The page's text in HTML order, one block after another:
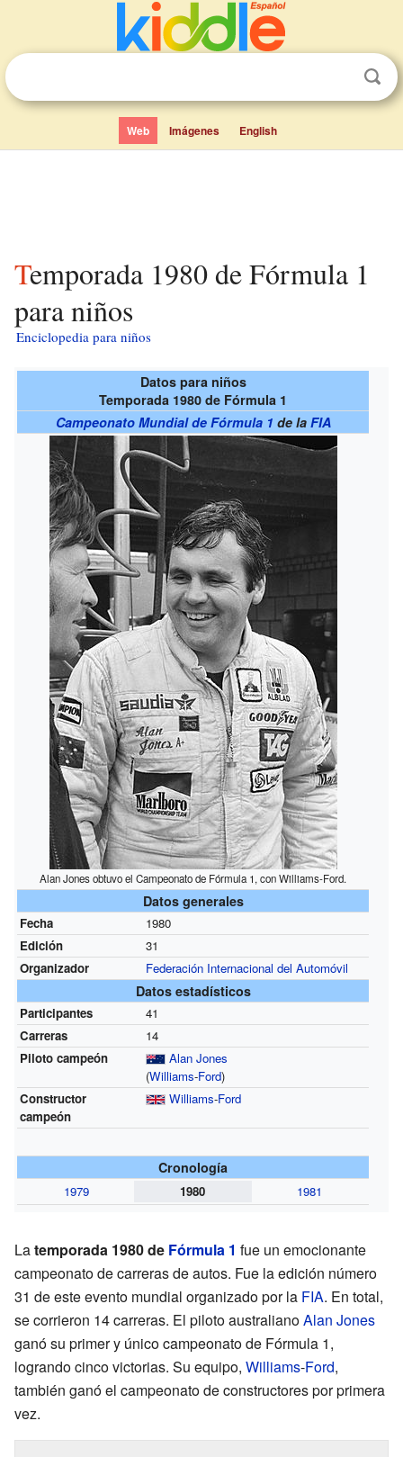
Web Imágenes English
Temporada 1980 de Fórmula 1
para niños
Enciclopedia para niños
Datos para niños
Temporada 1980 de Fórmula 1
Campeonato Mundial de Fórmula 1 de la FIA
Alan Jones obtuvo el Campeonato de Fórmula 1, con Williams-Ford.
Datos generales
Fecha
1980
Edición
31
Organizador
Federación Internacional del Automóvil
Datos estadísticos
Participantes
41
Carreras
14
Piloto campeón
Alan Jones
(Williams-Ford)
Constructor
campeón
Williams-Ford
Cronología
1979 1980 1981
Latemporada 1980 de Fórmula 1 fue un emocionante
campeonato de carreras de autos. Fue la edición número
31 de este evento mundial organizado por la FIA. En total,
se corrieron 14 carreras. El piloto australianoAlan Jones
ganó su primer y único campeonato de Fórmula 1,
logrando cinco victorias. Su equipo, Williams-Ford,
también ganó el campeonato de constructores por primera
vez.